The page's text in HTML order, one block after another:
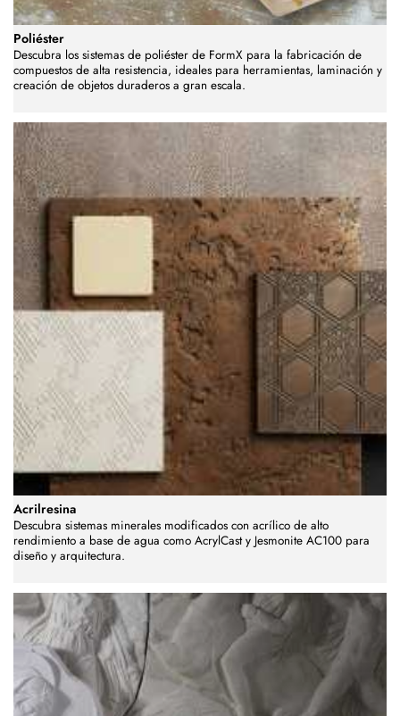
Poliéster
Descubra los sistemas de poliéster de FormX para la fabricación de
compuestos de alta resistencia, ideales para herramientas, laminación y
creación de objetos duraderos a gran escala.
Acrilresina
Descubra sistemas minerales modificados con acrílico de alto
rendimiento a base de agua como AcrylCast y Jesmonite AC100 para
diseño y arquitectura.